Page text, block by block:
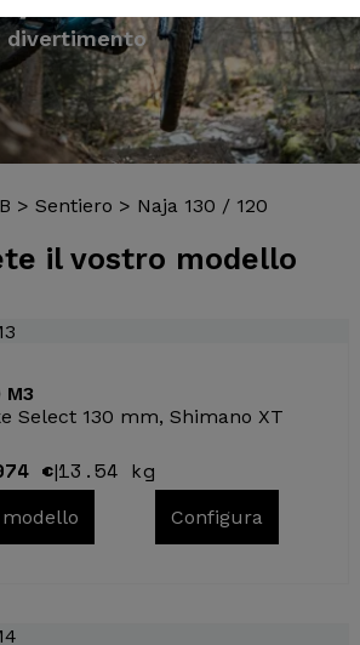
>Sentiero > Naja 130 / 120
ilvostro modello
M3
Select 130 mm, Shimano XT
€|13.54 kg
Configura